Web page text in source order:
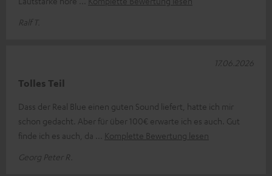
Ralf T.
Tolles Teil
Dass der Real Blue einen guten Sound liefert, hatte ich mir
schon gedacht. Aber für über 100€ erwarte ich es auch. Gut
finde ich es auch, da
Komplette Bewertung lesen
Georg Peter R.
17.06.2026